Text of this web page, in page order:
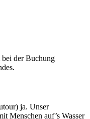
bei der Buchung
ja. Unser
Menschen auf’s Wasser